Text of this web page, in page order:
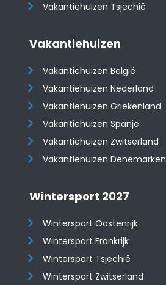
Vakantiehuizen Tsjechië
Vakantiehuizen
Vakantiehuizen België
Vakantiehuizen Nederland
Vakantiehuizen Griekenland
Vakantiehuizen Spanje
​​​​​​​Vakantiehuizen Zwitserland
Vakantiehuizen Denemarken
Wintersport 2027
Wintersport Oostenrijk
Wintersport Frankrijk
Wintersport Tsjechië
Wintersport Zwitserland